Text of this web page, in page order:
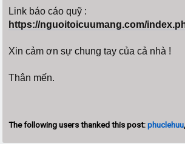
Link báo cáo quỹ :
https://nguoitoicuumang.com/
Xin cảm ơn sự chung tay của cả nhà !
Thân mến.
The following users thanked this post:phuclehuu